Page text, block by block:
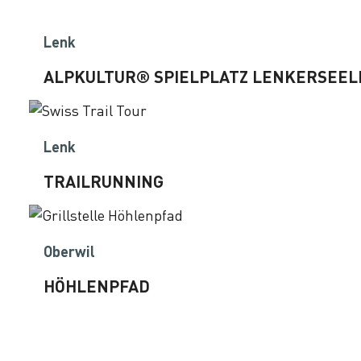
Lenk
ALPKULTUR® SPIELPLATZ
Lenk
TRAILRUNNING
Oberwil
HÖHLENPFAD